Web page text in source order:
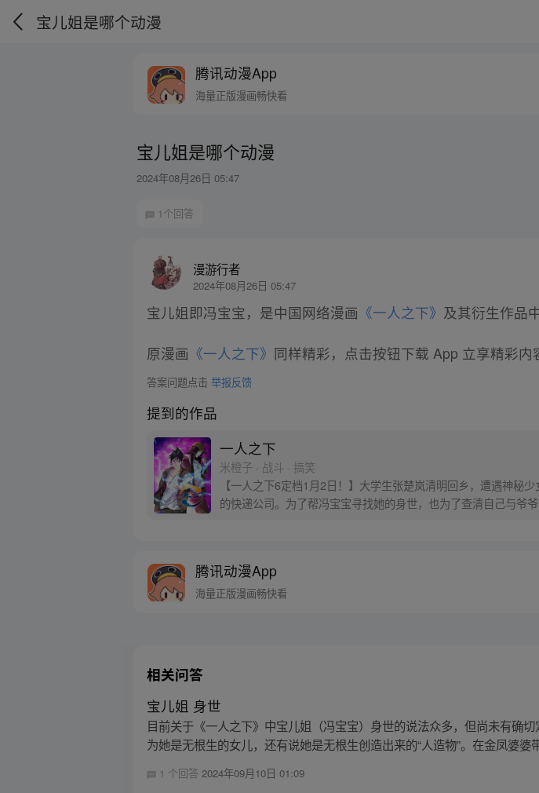
宝儿姐是哪个动漫
腾讯动漫App
海量正版漫画畅快看
宝儿姐是哪个动漫
2024年08月26日 05:47
1个回答
漫游行者
2024年08月26日 05:47
宝儿姐即冯宝宝，是中国网络漫画 《一人之下》 及其衍生作品
原漫画 《一人之下》 同样精彩，点击按钮下载 App 立享精彩内
答案问题点击举报反馈
提到的作品
一人之下
米橙子 · 战斗 · 搞笑
【一人之下6定档1月2日！】大学生张楚岚清明回乡，遭遇神秘
的快递公司。为了帮冯宝宝寻找她的身世，也为了查清自己与爷
腾讯动漫App
海量正版漫画畅快看
相关问答
宝儿姐 身世
目前关于《一人之下》中宝儿姐（冯宝宝）身世的说法众多，但尚未有确
为她是无根生的女儿，还有说她是无根生创造出来的“人造物”。在金凤婆婆
1 个回答2024年09月10日 01:09